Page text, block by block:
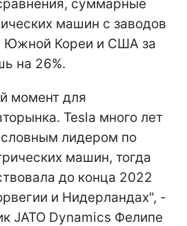
суммарные
машин с заводов
Южной Кореи и США за
на 26%.
момент для
Tesla много лет
лидером по
машин, тогда
до конца 2022
и Нидерландах", -
JATO Dynamics Фелипе